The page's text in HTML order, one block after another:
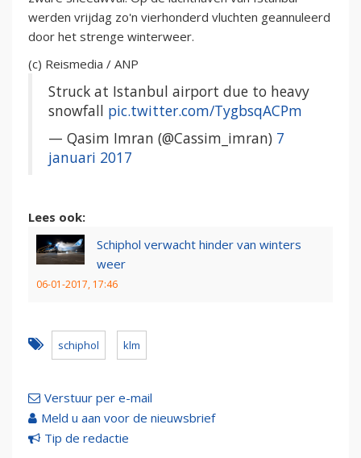
werden vrijdag zo'n vierhonderd vluchten geannuleerd
door het strenge winterweer.
(c) Reismedia / ANP
Struck at Istanbul airport due to heavy
snowfall pic.twitter.com/TygbsqACPm
— Qasim Imran (@Cassim_imran) 7
januari 2017
Lees ook:
Schiphol verwacht hinder van winters
weer
06-01-2017, 17:46
schiphol klm
Verstuur per e-mail
Meld u aan voor de nieuwsbrief
Tip de redactie